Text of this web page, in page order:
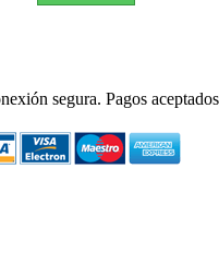
Pagos aceptados